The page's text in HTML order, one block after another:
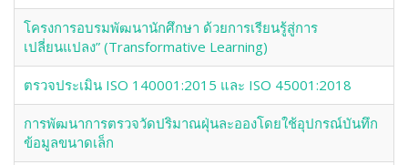
โครงการอบรมพัฒนานักศึกษา ด้วยการเรียนรู้สู่การ
เปลี่ยนแปลง” (Transformative Learning)
ตรวจประเมิน ISO 140001:2015 และ ISO 45001:2018
การพัฒนาการตรวจวัดปริมาณฝุ่นละอองโดยใช้อุปกรณ์บันทึก
ข้อมูลขนาดเล็ก